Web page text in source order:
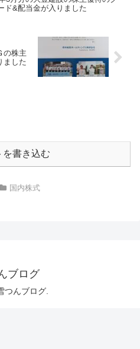
ド&配当金が入りました
の株主
ました
を書き込む
国内株式
ブログ
つんブログ.